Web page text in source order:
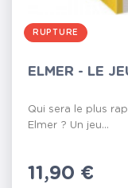
RUPTURE
ELMER - LE
Qui sera le plus
Elmer ? Un jeu...
Prix
11,90 €